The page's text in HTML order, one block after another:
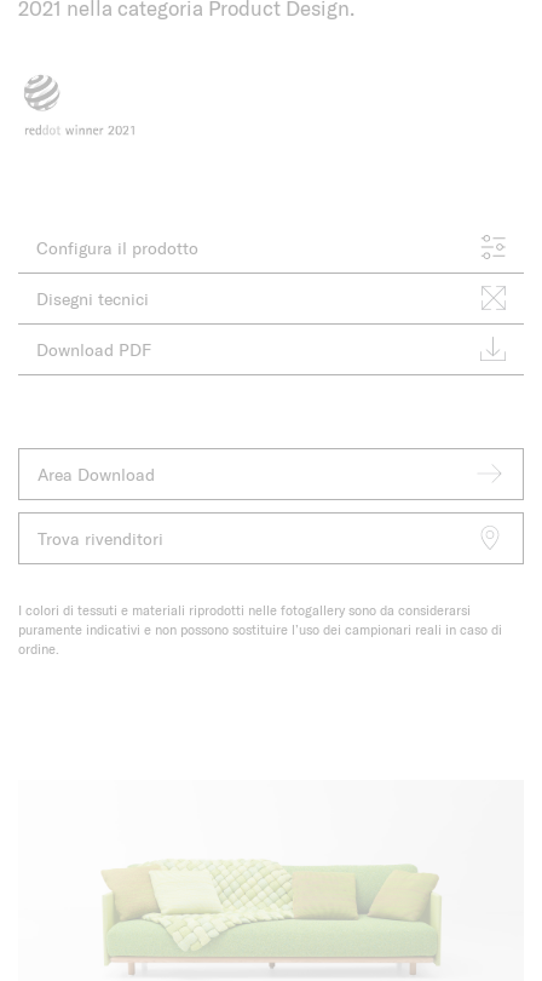
2021 nella categoria Product Design.
Configura il prodotto
Disegni tecnici
Download PDF
Area Download
Trova rivenditori
I colori di tessuti e materiali riprodotti nelle fotogallery sono da considerarsi
puramente indicativi e non possono sostituire l’uso dei campionari reali in caso di
ordine.